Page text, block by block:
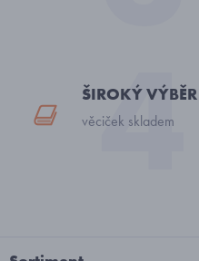
ŠIROKÝ VÝBĚR
věciček skladem